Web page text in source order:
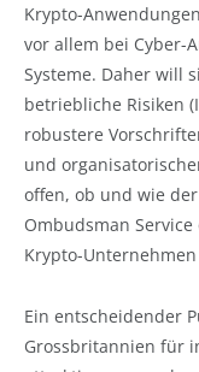
Krypto-
vor allem bei Cyber-
Systeme. Daher will
betriebliche Risiken
robustere
und
offen, ob und wie
Ombudsman
Krypto-
Ein entscheidender
Grossbritannien für